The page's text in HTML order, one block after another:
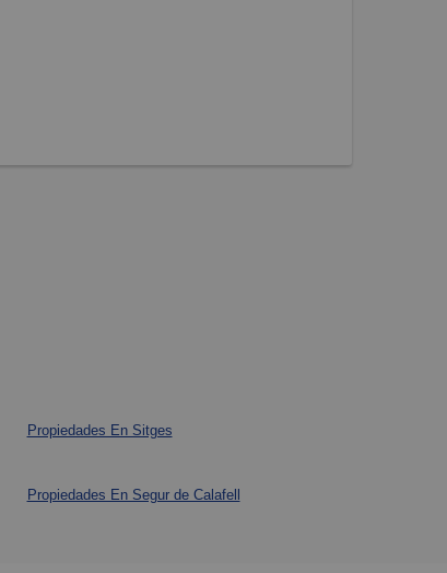
Propiedades En Sitges
Propiedades En Segur de Calafell